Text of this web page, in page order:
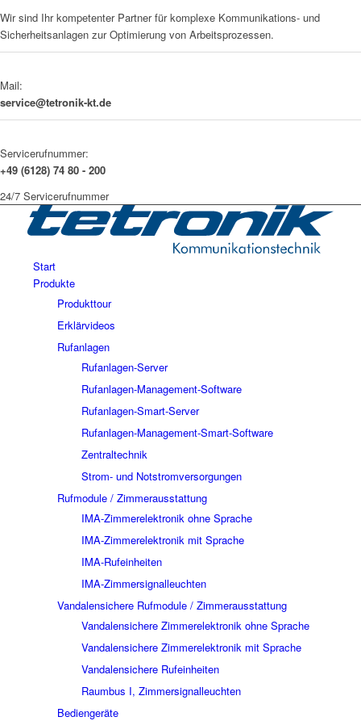
Wir sind Ihr kompetenter Partner für komplexe Kommunikations- und
Sicherheitsanlagen zur Optimierung von Arbeitsprozessen.
Mail:
service@tetronik-kt.de
Servicerufnummer:
+49 (6128) 74 80 - 200
24/7 Servicerufnummer
Start
Produkte
Produkttour
Erklärvideos
Rufanlagen
Rufanlagen-Server
Rufanlagen-Management-Software
Rufanlagen-Smart-Server
Rufanlagen-Management-Smart-Software
Zentraltechnik
Strom- und Notstromversorgungen
Rufmodule / Zimmerausstattung
IMA-Zimmerelektronik ohne Sprache
IMA-Zimmerelektronik mit Sprache
IMA-Rufeinheiten
IMA-Zimmersignalleuchten
Vandalensichere Rufmodule / Zimmerausstattung
Vandalensichere Zimmerelektronik ohne Sprache
Vandalensichere Zimmerelektronik mit Sprache
Vandalensichere Rufeinheiten
Raumbus I, Zimmersignalleuchten
Bediengeräte